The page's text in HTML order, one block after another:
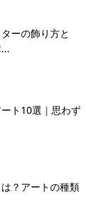
ーの飾り方と
ト10選｜思わず
？アートの種類